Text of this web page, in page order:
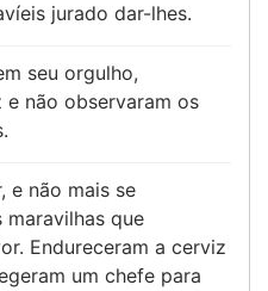
jurado dar-lhes.
seu orgulho,
não observaram os
e não mais se
maravilhas que
Endureceram a cerviz
um chefe para